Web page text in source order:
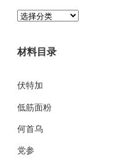
分
录
材料目录
伏特加
低筋面粉
何首乌
党参